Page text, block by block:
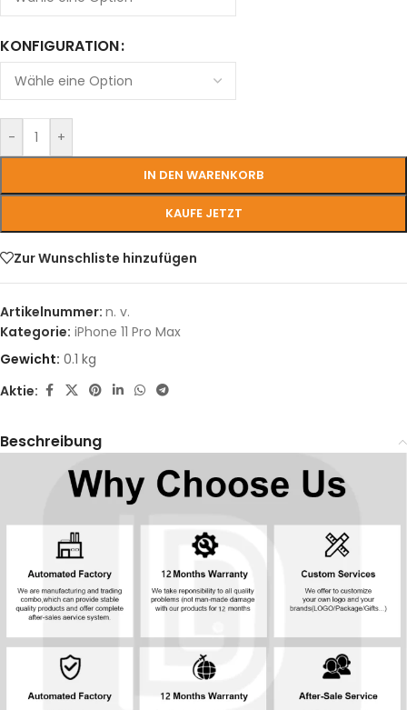
KONFIGURATION
- +
IN DEN WARENKORB
KAUFE JETZT
Zur Wunschliste hinzufügen
Artikelnummer: n. v.
Kategorie: iPhone 11 Pro Max
Gewicht: 0.1 kg
Aktie:
Beschreibung